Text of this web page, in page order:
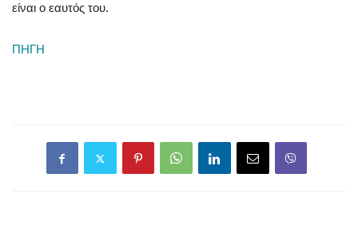
είναι ο εαυτός του.
ΠΗΓΗ